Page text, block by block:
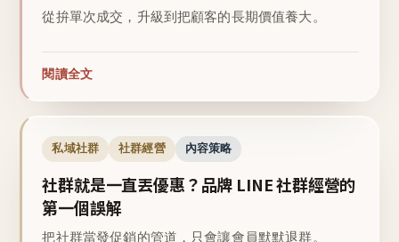
從拚單次成交，升級到把顧客的長期價值養大。
閱讀全文
私域社群 社群經營 內容策略
社群就是一直丟優惠？品牌 LINE 社群經營的
第一個誤解
把社群當發促銷的管道，只會讓會員默默退群。